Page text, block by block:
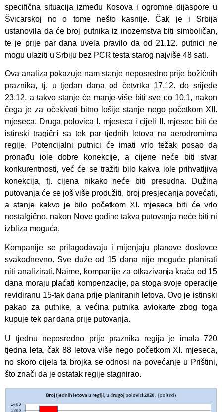
specifična situacija između Kosova i ogromne dijaspore u
Švicarskoj no o tome nešto kasnije. Čak je i Srbija
ustanovila da će broj putnika iz inozemstva biti simboličan,
te je prije par dana uvela pravilo da od 21.12. putnici ne
mogu ulaziti u Srbiju bez PCR testa starog najviše 48 sati.
Ova analiza pokazuje nam stanje neposredno prije božićnih
praznika, tj. u tjedan dana od četvrtka 17.12. do srijede
23.12, a takvo stanje će manje-više biti sve do 10.1, nakon
čega je za očekivati bitno lošije stanje nego početkom XII.
mjeseca. Druga polovica I. mjeseca i cijeli II. mjesec biti će
istinski tragični sa tek par tjednih letova na aerodromima
regije. Potencijalni putnici će imati vrlo težak posao da
pronađu iole dobre konekcije, a cijene neće biti stvar
konkurentnosti, već će se tražiti bilo kakva iole prihvatljiva
konekcija, tj. cijena nikako neće biti presudna. Dužina
putovanja će se još više produžiti, broj presjedanja povećati,
a stanje kakvo je bilo početkom XI. mjeseca biti će vrlo
nostalgično, nakon Nove godine takva putovanja neće biti ni
izbliza moguća.
Kompanije se prilagođavaju i mijenjaju planove doslovce
svakodnevno. Sve duže od 15 dana nije moguće planirati
niti analizirati. Naime, kompanije za otkazivanja kraća od 15
dana moraju plaćati kompenzacije, pa stoga svoje operacije
revidiranu 15-tak dana prije planiranih letova. Ovo je istinski
pakao za putnike, a većina putnika aviokarte zbog toga
kupuje tek par dana prije putovanja.
U tjednu neposredno prije praznika regija je imala 720
tjedna leta, čak 88 letova više nego početkom XI. mjeseca,
no skoro cijela ta brojka se odnosi na povećanje u Prištini,
što znači da je ostatak regije stagnirao.